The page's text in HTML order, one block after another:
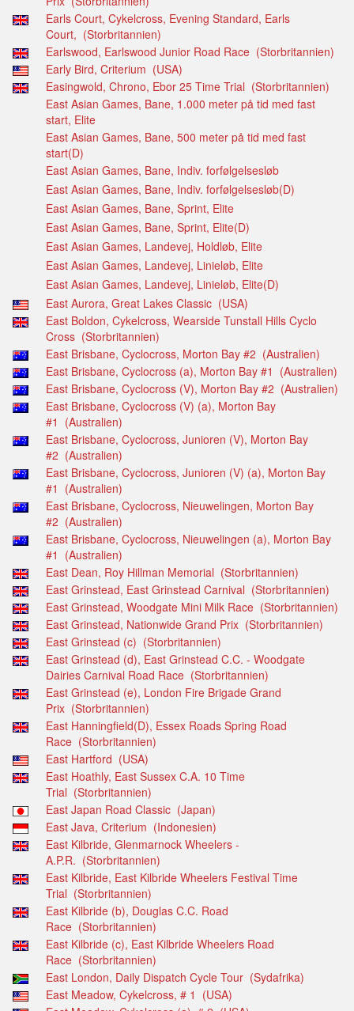
Earls Court, Cykelcross, Evening Standard, Earls
Court, (Storbritannien)
Earlswood, Earlswood Junior Road Race (Storbritannien)
Early Bird, Criterium (USA)
Easingwold, Chrono, Ebor 25 Time Trial (Storbritannien)
East Asian Games, Bane, 1.000 meter på tid med fast
start, Elite
East Asian Games, Bane, 500 meter på tid med fast
start(D)
East Asian Games, Bane, Indiv. forfølgelsesløb
East Asian Games, Bane, Indiv. forfølgelsesløb(D)
East Asian Games, Bane, Sprint, Elite
East Asian Games, Bane, Sprint, Elite(D)
East Asian Games, Landevej, Holdløb, Elite
East Asian Games, Landevej, Linieløb, Elite
East Asian Games, Landevej, Linieløb, Elite(D)
East Aurora, Great Lakes Classic (USA)
East Boldon, Cykelcross, Wearside Tunstall Hills Cyclo
Cross (Storbritannien)
East Brisbane, Cyclocross, Morton Bay #2 (Australien)
East Brisbane, Cyclocross (a), Morton Bay #1 (Australien)
East Brisbane, Cyclocross (V), Morton Bay #2 (Australien)
East Brisbane, Cyclocross (V) (a), Morton Bay
#1 (Australien)
East Brisbane, Cyclocross, Junioren (V), Morton Bay
#2 (Australien)
East Brisbane, Cyclocross, Junioren (V) (a), Morton Bay
#1 (Australien)
East Brisbane, Cyclocross, Nieuwelingen, Morton Bay
#2 (Australien)
East Brisbane, Cyclocross, Nieuwelingen (a), Morton Bay
#1 (Australien)
East Dean, Roy Hillman Memorial (Storbritannien)
East Grinstead, East Grinstead Carnival (Storbritannien)
East Grinstead, Woodgate Mini Milk Race (Storbritannien)
East Grinstead, Nationwide Grand Prix (Storbritannien)
East Grinstead (c) (Storbritannien)
East Grinstead (d), East Grinstead C.C. - Woodgate
Dairies Carnival Road Race (Storbritannien)
East Grinstead (e), London Fire Brigade Grand
Prix (Storbritannien)
East Hanningfield(D), Essex Roads Spring Road
Race (Storbritannien)
East Hartford (USA)
East Hoathly, East Sussex C.A. 10 Time
Trial (Storbritannien)
East Japan Road Classic (Japan)
East Java, Criterium (Indonesien)
East Kilbride, Glenmarnock Wheelers -
A.P.R. (Storbritannien)
East Kilbride, East Kilbride Wheelers Festival Time
Trial (Storbritannien)
East Kilbride (b), Douglas C.C. Road
Race (Storbritannien)
East Kilbride (c), East Kilbride Wheelers Road
Race (Storbritannien)
East London, Daily Dispatch Cycle Tour (Sydafrika)
East Meadow, Cykelcross, # 1 (USA)